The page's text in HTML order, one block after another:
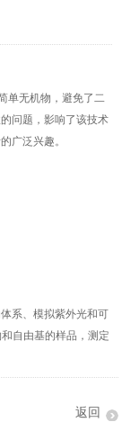
单无机物，避免了二
问题，影响了该技术
广泛兴趣。
系、模拟紫外光和可
自由基的样品，测定
返回